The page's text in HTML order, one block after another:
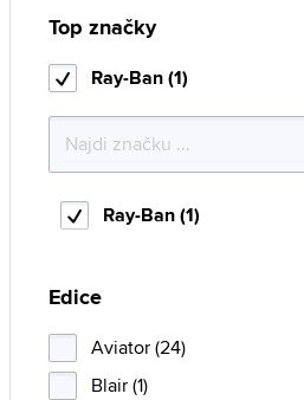
Top značky
Ray-Ban (1)
Ray-Ban (1)
Edice
Aviator (24)
Blair (1)